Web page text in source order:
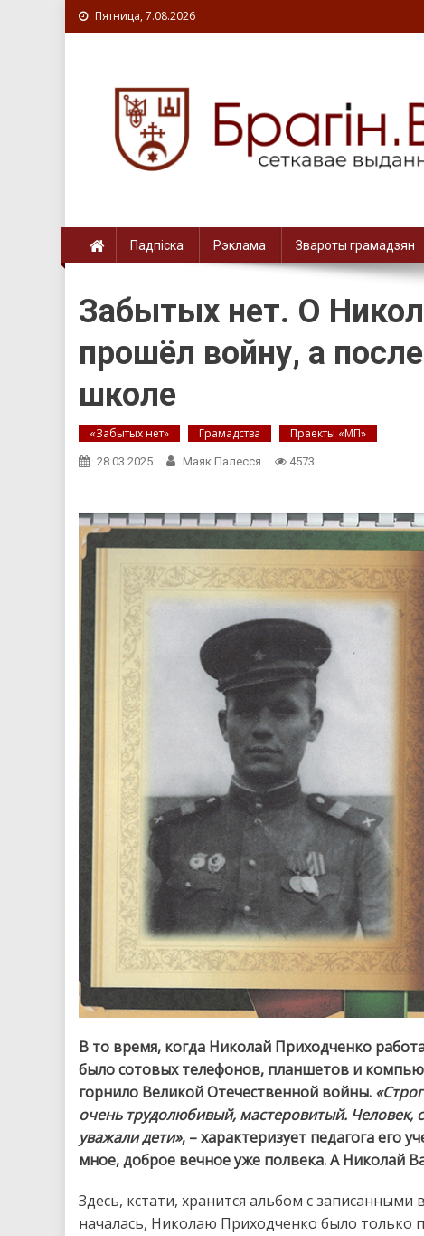
Пятница, 7.08.2026
Падпіска Рэклама Звароты грамадзян
Забытых нет. О
прошёл войну, а
школе
«Забытых нет» Грамадства Праекты «МП»
28.03.2025 Маяк Палесся 4573
В то время, когда Николай Приходченко
было сотовых телефонов, планшетов и
горнило Великой Отечественной войны.
очень трудолюбивый, мастеровитый. Человек,
уважали дети», – характеризует педагога его
мное, доброе вечное уже полвека. А Николай
Здесь, кстати, хранится альбом с
началась, Николаю Приходченко было только